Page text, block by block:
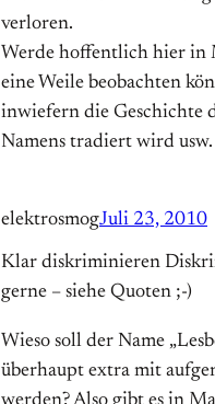
verloren.
Werde hoffentlich hier in
eine Weile beobachten
inwiefern die Geschichte
Namens tradiert wird usw.
elektrosmogJuli 23, 2010
Klar diskriminieren
gerne – siehe Quoten ;-)
Wieso soll der Name
überhaupt extra mit